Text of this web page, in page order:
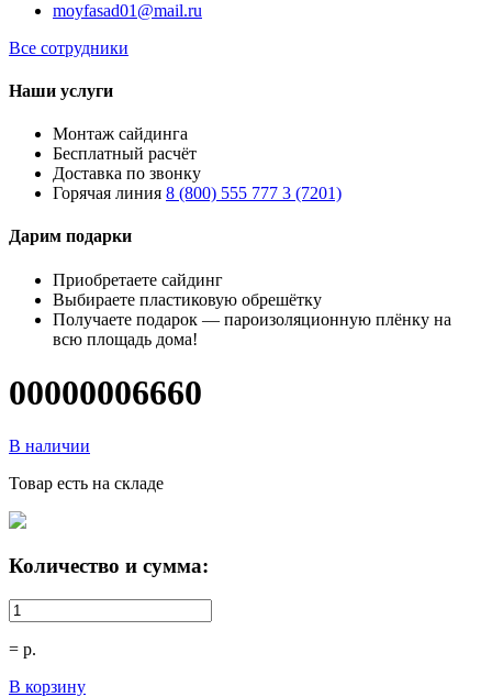
moyfasad01@mail.ru
Все сотрудники
Наши услуги
Монтаж сайдинга
Бесплатный расчёт
Доставка по звонку
Горячая линия 8 (800) 555 777 3 (7201)
Дарим подарки
Приобретаете сайдинг
Выбираете пластиковую обрешётку
Получаете подарок — пароизоляционную плёнку на
всю площадь дома!
00000006660
В наличии
Товар есть на складе
Количество и сумма:
= р.
В корзину